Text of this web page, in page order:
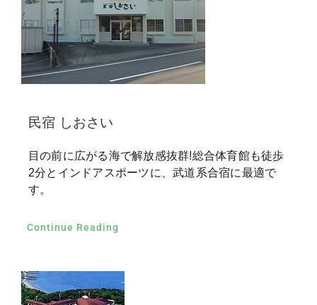
民宿 しおさい
目の前に広がる海で解放感抜群!総合体育館も徒歩
2分とインドアスポーツに、武道系合宿に最適で
す。
Continue Reading